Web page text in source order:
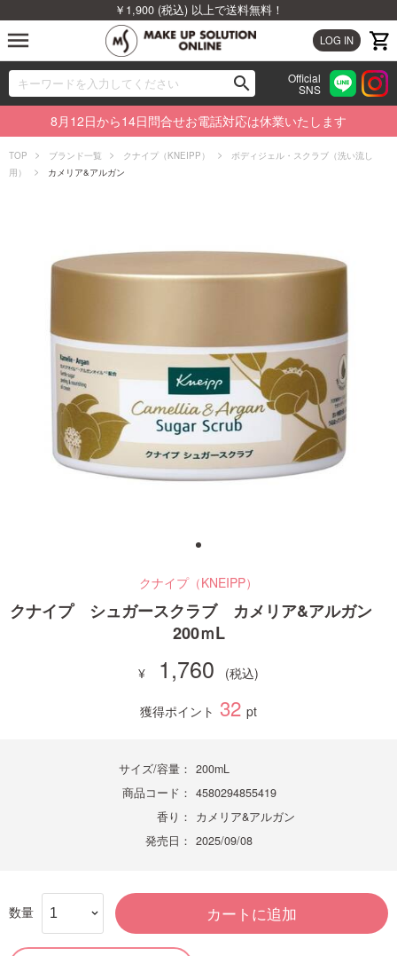
￥1,900 (税込) 以上で送料無料！
LOG IN
menu
search
00
Official
SNS
ブランドから探す
カテゴリから探す
特集から探す
ビューティジャーナルから探す
ご利用ガイド
8月12日から14日問合せお電話対応は休業いたします
TOP ブランド一覧 クナイプ（KNEIPP）
ボディジェル・スクラブ（洗い流し
用）
カメリア&アルガン
クナイプ（KNEIPP）
クナイプ シュガースクラブ カメリア&アルガン
200ｍL
1,760
獲得ポイント 32 pt
サイズ/容量： 200mL
商品コード： 4580294855419
香り：
カメリア&アルガン
発売日： 2025/09/08
数量 カートに追加